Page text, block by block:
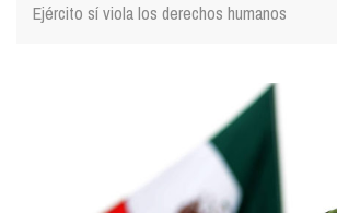
Ejército sí viola los derechos humanos